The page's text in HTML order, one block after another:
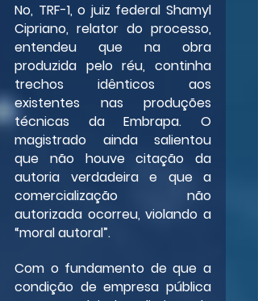
No, TRF-1, o juiz federal Shamyl
Cipriano, relator do processo,
entendeu que na obra
produzida pelo réu, continha
trechos idênticos aos
existentes nas produções
técnicas da Embrapa. O
magistrado ainda salientou
que não houve citação da
autoria verdadeira e que a
comercialização não
autorizada ocorreu, violando a
“moral autoral”.
Com o fundamento de que a
condição de empresa pública